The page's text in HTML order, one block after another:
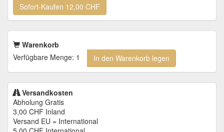
Sofort-Kaufen 12,00 CHF
Warenkorb
Verfügbare Menge: 1
In den Warenkorb legen
Versandkosten
Abholung Gratis
3,00 CHF Inland
Versand EU = International